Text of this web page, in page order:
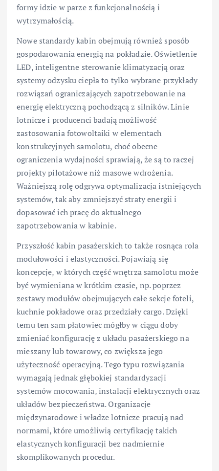
formy idzie w parze z funkcjonalnością i
wytrzymałością.
Nowe standardy kabin obejmują również sposób
gospodarowania energią na pokładzie. Oświetlenie
LED, inteligentne sterowanie klimatyzacją oraz
systemy odzysku ciepła to tylko wybrane przykłady
rozwiązań ograniczających zapotrzebowanie na
energię elektryczną pochodzącą z silników. Linie
lotnicze i producenci badają możliwość
zastosowania fotowoltaiki w elementach
konstrukcyjnych samolotu, choć obecne
ograniczenia wydajności sprawiają, że są to raczej
projekty pilotażowe niż masowe wdrożenia.
Ważniejszą rolę odgrywa optymalizacja istniejących
systemów, tak aby zmniejszyć straty energii i
dopasować ich pracę do aktualnego
zapotrzebowania w kabinie.
Przyszłość kabin pasażerskich to także rosnąca rola
modułowości i elastyczności. Pojawiają się
koncepcje, w których część wnętrza samolotu może
być wymieniana w krótkim czasie, np. poprzez
zestawy modułów obejmujących całe sekcje foteli,
kuchnie pokładowe oraz przedziały cargo. Dzięki
temu ten sam płatowiec mógłby w ciągu doby
zmieniać konfigurację z układu pasażerskiego na
mieszany lub towarowy, co zwiększa jego
użyteczność operacyjną. Tego typu rozwiązania
wymagają jednak głębokiej standardyzacji
systemów mocowania, instalacji elektrycznych oraz
układów bezpieczeństwa. Organizacje
międzynarodowe i władze lotnicze pracują nad
normami, które umożliwią certyfikację takich
elastycznych konfiguracji bez nadmiernie
skomplikowanych procedur.